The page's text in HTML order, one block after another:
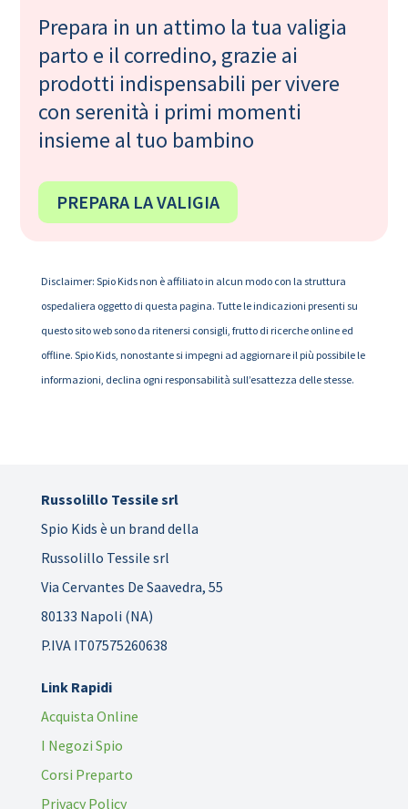
Prepara in un attimo la tua valigia
parto e il corredino, grazie ai
prodotti indispensabili per vivere
con serenità i primi momenti
insieme al tuo bambino
PREPARA LA VALIGIA
Disclaimer: Spio Kids non è affiliato in alcun modo con la struttura
ospedaliera oggetto di questa pagina. Tutte le indicazioni presenti su
questo sito web sono da ritenersi consigli, frutto di ricerche online ed
offline. Spio Kids, nonostante si impegni ad aggiornare il più possibile le
informazioni, declina ogni responsabilità sull’esattezza delle stesse.
Russolillo Tessile srl
Spio Kids è un brand della
Russolillo Tessile srl
Via Cervantes De Saavedra, 55
80133 Napoli (NA)
P.IVA IT07575260638
Link Rapidi
Acquista Online
I Negozi Spio
Corsi Preparto
Privacy Policy